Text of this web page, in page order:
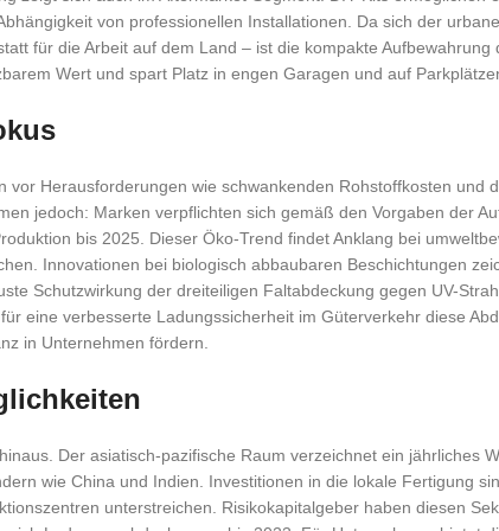
von professionellen Installationen. Da sich der
für die Arbeit auf dem Land – ist die kompakte Aufbewahrung
Wert und spart Platz in engen Garagen und auf
Herausforderungen wie schwankenden Rohstoffkosten und
jedoch: Marken verpflichten sich gemäß den Vorgaben der
bis 2025. Dieser Öko-Trend findet Anklang bei
Innovationen bei biologisch abbaubaren Beschichtungen
Schutzwirkung der dreiteiligen Faltabdeckung gegen UV-
eine verbesserte Ladungssicherheit im Güterverkehr diese
in Unternehmen fördern.
Der asiatisch-pazifische Raum verzeichnet ein jährliches
wie China und Indien. Investitionen in die lokale Fertigung
unterstreichen. Risikokapitalgeber haben diesen